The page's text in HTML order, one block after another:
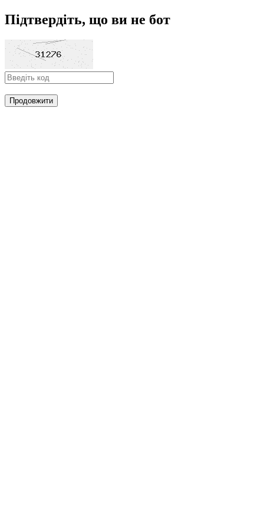
Підтвердіть, що ви не бот
Продовжити